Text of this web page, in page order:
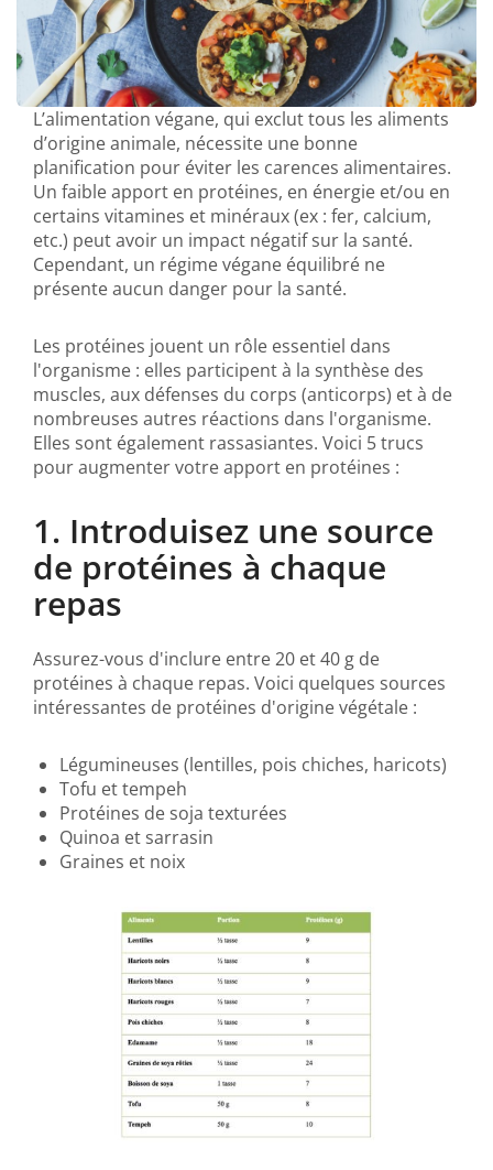
L’alimentation végane, qui exclut tous les aliments
d’origine animale, nécessite une bonne
planification pour éviter les carences alimentaires.
Un faible apport en protéines, en énergie et/ou en
certains vitamines et minéraux (ex : fer, calcium,
etc.) peut avoir un impact négatif sur la santé.
Cependant, un régime végane équilibré ne
présente aucun danger pour la santé.
Les protéines jouent un rôle essentiel dans
l'organisme : elles participent à la synthèse des
muscles, aux défenses du corps (anticorps) et à de
nombreuses autres réactions dans l'organisme.
Elles sont également rassasiantes. Voici 5 trucs
pour augmenter votre apport en protéines :
1. Introduisez une source
de protéines à chaque
repas
Assurez-vous d'inclure entre 20 et 40 g de
protéines à chaque repas. Voici quelques sources
intéressantes de protéines d'origine végétale :
Légumineuses (lentilles, pois chiches, haricots)
Tofu et tempeh
Protéines de soja texturées
Quinoa et sarrasin
Graines et noix